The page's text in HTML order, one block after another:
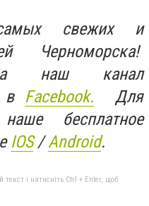
свежих и
Черноморска!
на наш канал
в Facebook. Для
бесплатное
IOS/Android.
і натисніть Ctrl + Enter, щоб